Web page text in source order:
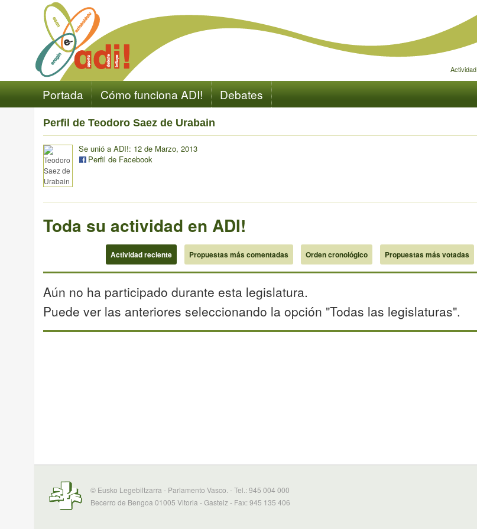
Actividad
Portada Cómo funciona ADI! Debates
Perfil de Teodoro Saez de Urabain
Se unió a ADI!: 12 de Marzo, 2013
Perfil de Facebook
Toda su actividad en ADI!
Actividad reciente Propuestas más comentadas Orden cronológico Propuestas más votadas
Aún no ha participado durante esta legislatura.
Puede ver las anteriores seleccionando la opción "Todas las legislaturas".
© Eusko Legebiltzarra - Parlamento Vasco. - Tel.: 945 004 000
Becerro de Bengoa 01005 Vitoria - Gasteiz - Fax: 945 135 406